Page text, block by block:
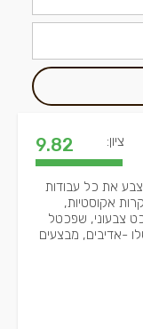
ציון: 9.82
את כל עבודות
אקוסטיות,
צבעוני, שפכטל
-אדיבים, מבצעים